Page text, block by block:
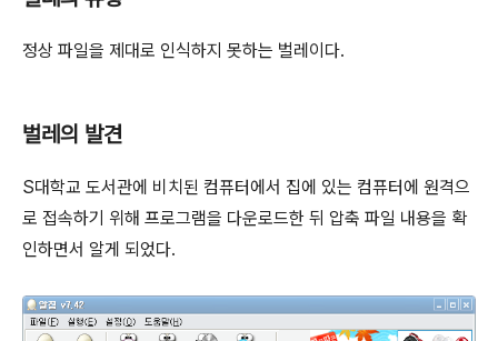
정상 파일을 제대로 인식하지 못하는 벌레이다.
벌레의 발견
S대학교 도서관에 비치된 컴퓨터에서 집에 있는 컴퓨터에 원격으
로 접속하기 위해 프로그램을 다운로드한 뒤 압축 파일 내용을 확
인하면서 알게 되었다.